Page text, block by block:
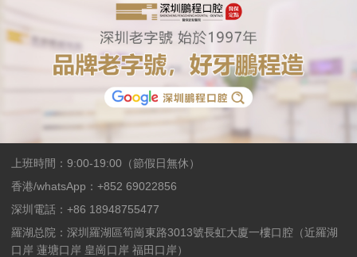
上班時間：9:00-19:00（節假日無休）
香港/whatsApp：+852 69022856
深圳電話：+86 18948755477
羅湖总院：深圳羅湖區筍崗東路3013號長虹大廈一樓口腔（近羅湖
口岸 蓮塘口岸 皇崗口岸 福田口岸）